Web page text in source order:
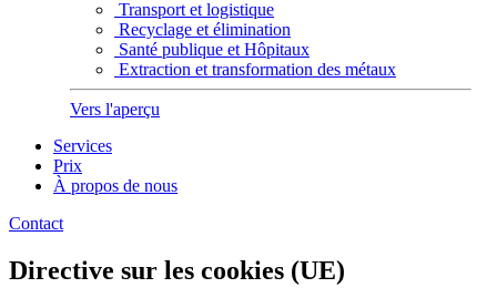
Transport et logistique
Recyclage et élimination
Santé publique et Hôpitaux
Extraction et transformation des métaux
Vers l'aperçu
Services
Prix
À propos de nous
Contact
Directive sur les cookies (UE)